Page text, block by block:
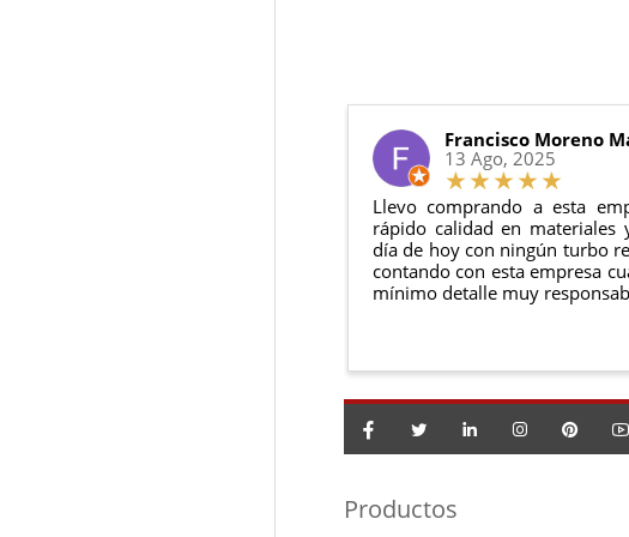
Todas nuestras garantías
El productono debe
Debe devolverse en su
Francisco Moreno
13 Ago, 2025
Llevo comprando a esta
rápido calidad en
día de hoy con ningún turbo
contando con esta empresa
mínimo detalle muy
Productos